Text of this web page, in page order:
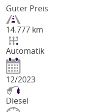
Guter Preis
14.777 km
Automatik
12/2023
Diesel